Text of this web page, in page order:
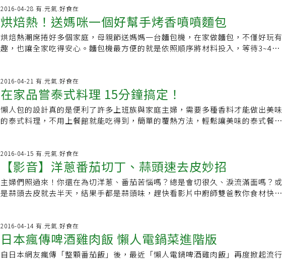
粉（約1.5匙）、少許堅果、香蕉片。4. 先把麵團上下兩側黏合、再把左右兩側往
中間黏合，接著把整體往中間拉收，中心點黏緊後朝下放。5. 熱鍋下足夠的油，
開中火，以半煎炸方式煎糖餅。使用壓糖餅器把糖餅壓平，壓至約2.5公分厚度，
底部煎上色後才翻面，再次壓平，煎到兩面都上色後取出。6. 盛盤，附上冰淇
淋，並用巧克力醬或糖粉裝飾即完成。Cooking Points注意水溫不能太高，以免
就用一般鏟子或湯杓。要有耐心等到一面煎成金黃色後，壓一下再翻面。不要一
直翻面，翻2-3次就可以了。※作者介紹：孫榮Kai旅居國外的韓國廚師，曾獲得
澳洲一頂主廚帽的殊榮與澳洲藍帶國際餐飲碩士學位。精通日韓中英語，研讀各
國食譜，獨創精緻細膩的料理風格，精通韓式料理、日式料理、西餐、泰國菜。
從小在父母中韓餐館裡幫忙，加上韓國料理學院的基礎奠立，對韓國食材與菜色
國料理做法，被譽為「快手五星級韓廚」。本文摘自《正韓食：韓國歐巴主廚的
刀法、調醬、烹飪全書，神還原道地韓劇美食》，台灣廣廈 2020/04/09出版【人
氣美食教你在家做↘↘↘】。在家做出外食感／利用「主婦神器」變身出一桌豪
華拼盤！。「宅食譜」在家熬出夜市美味！鹹水雞上桌，配劇剛好。在家做出外
食感／療癒「維也納炸雞」新手也能煮 歡迎加入橘世代社團 一群關愛自己、健康
專屬社團】打造亮麗熟年！
途，善用熟悉在地食材，將飲食輕鬆融入生活節結合「烹飪樂趣」與「肉味料
理」的特色，創造專屬的私房味道。※ 提醒您：禁止酒駕 飲酒過量有礙健康【本
文摘自《肉味廚房MEAT KITCHEN》，日日幸福出版社 2020/03/18 出版】【精
選延伸／在家如何輕鬆煮↘↘↘】。在家做出外食感／療癒「維也納炸雞」新手
齡，50以後的橘世代，用不同的態度看世界，深度旅行、體驗文化、品味人生，
你也愛玩嗎？歡迎加入「愛玩橘」，展開生命的新旅程！【立即申請 專屬社團】
顆、A 菜1 小把、沙拉油1 大匙粉漿材料：地瓜粉20g、太白粉15g 、水90ml 、鹽
1/4 小匙醬汁：海山醬2 大匙、番茄醬1 大匙、砂糖1/2 大匙、水40g 、沙拉油1
小匙步驟1.鮮蚵沖洗乾淨後瀝乾水分，A 菜洗淨後 ，切段備用。2.微電鍋按下
「再加熱」，內鍋放沙拉油，變熱後放鮮蚵煎至半熟。3.將粉漿材料拌勻後 ，倒
蚵洗淨後，以廚房紙巾擦乾水分再烹調，蚵仔煎才不會粉粉的。※ 提醒您：禁止
酒駕 飲酒過量有礙健康本文摘自《愛上微電鍋100天美味提案》布克文化
2020/01/04 出版【簡單步驟就能做出一桌好菜↘↘↘】。一鍋燒快速上餐 醫師
娘「0失敗」好D食譜。料理研究家：「蒸雞肉」不乾柴 快速備餐無壓力。懶人必
學！三步驟鍋燒料理一吃就上癮 歡迎加入橘世代社團 一群關愛自己、健康生活的
團】打造亮麗熟年！
油乳酪100g、糖25g、檸檬汁15g、無糖優格40g、吉利丁片3g、動物性鮮奶油
60g做法：1.先做塔皮，將消化餅乾壓碎，拌入融化奶油，攪拌均勻，裝模冷藏2
小時。2.接著做香檸乳酪內餡，將奶油乳酪加入糖拌勻，加入檸檬汁、無糖優格
繼續攪拌。3.將吉利丁片泡水泡軟，隔水加熱備用。4.打發鮮奶油至6.7分發，加
入泡軟吉利丁。5.加入香檸乳酪內餡拌勻。6.將內餡倒入模具冷藏等凝結，以熱
2016-04-28 有.元氣.好食在
烘焙熱！送媽咪一個好幫手烤香噴噴麵包
烘焙熱潮席捲好多個家庭，母親節送媽媽一台麵包機，在家做麵包，不僅好玩有
趣，也讓全家吃得安心。麵包機最方便的就是依照順序將材料投入，等待3~4個小
等，省下了手揉的力氣喔！★健康美味全麥吐司材料 水240g、脫脂奶粉2大匙、
植物油2大匙、糖2又1/2大匙、鹽1又1/4小匙、高筋麵粉2杯、全麥麵粉1杯、速
發酵母1又1/4小匙 (使用麵包機所搭配的量杯和量匙)做法1. 依序將所有材料倒入
烤麵包機中。(酵母最後放，也不要先碰到液體以免太早發揮作用、也要避免碰到
鹽巴，以免降低酵母的活動力)2.選擇1製作設定，靜待麵包出爐。★早餐必備鮮
自訂程式，先選擇揉麵團的時間約12~14分鐘，在設定發酵時間，約40分鐘。3.
取出麵團拍打出空氣後整成圓，蓋布或塑膠袋靜置10~15分鐘。4.切割成9小顆，
每顆約62克，滾圓後放置10~15分鐘，再整形後放在烤盤上。(整形可做成橄欖狀
或是再揉成圓狀)5.準備一鍋約38~40度C的熱水，將烤盤放置在鍋子上方，二次發
2016-04-21 有.元氣.好食在
在家品嘗泰式料理 15分鐘搞定！
懶人包的設計真的是便利了許多上班族與家庭主婦，需要多種香料才能做出美味
的泰式料理，不用上餐館就能吃得到，簡單的覆熱方法，輕鬆讓美味的泰式餐點
的調理包，放在冷涷庫保存，要吃的時候建議前一天放冰箱冷藏退冰，若時間匆
忙，不用退冰直接加熱也沒問題，只要將加熱時間增加即可。包裝外清楚說明覆
熱方式，可依照自己家裡有的家電選擇適合的覆熱方式。滾水加熱若想要一次加
熱很多包，建議使用滾水煮沸法加熱，15分鐘內就能完成六道美味佳餚。微波加
熱每次若只需要一到兩包，則建議以微波加熱最方便且快速，將包裝撕開，道出
香醇的咖哩香氣中帶著淡淡的椰奶滋味，醬汁可不要浪費，淋在白飯上面，還可
以多扒幾口呢！香茅豬香茅獨特的滋味，在口中慢慢散開，與其他道比起來，相
對地更加清爽。辣炒雞帶點辣度的炒雞肉，吃來鹹香夠味。綠咖哩雞豐富卻又清
2016-04-15 有.元氣.好食在
【影音】洋蔥番茄切丁、蒜頭速去皮妙招
主婦們照過來！你還在為切洋蔥、番茄苦惱嗎？總是會切很久、淚流滿面嗎？或
是蒜頭去皮就去半天，結果手都是蒜頭味，趕快看影片中廚師雙爸教你食材快速
大企業專任料理講師。臉書雙爸私廚
2016-04-14 有.元氣.好食在
日本瘋傳啤酒雞肉飯 懶人電鍋菜進階版
自日本網友瘋傳「整顆番茄飯」後，最近「懶人電鍋啤酒雞肉飯」再度掀起流行